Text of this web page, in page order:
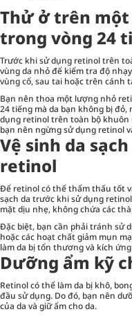
Thử ở trên
trong vòng 24
Trước khi sử dụng retinol trên
vùng da nhỏ để kiểm tra độ
vùng cổ, sau tai hoặc trên cánh
Bạn nên thoa một lượng nhỏ
24 tiếng mà da bạn không bị
dụng retinol trên toàn bộ khuôn
bạn nên ngừng sử dụng retinol
Vệ sinh da
retinol
Để retinol có thể thẩm thấu tốt
sạch da trước khi sử dụng
mặt dịu nhẹ, không chứa các
Đặc biệt, bạn cần phải tránh sử
hoặc các hoạt chất giảm mụn
làm da bị tổn thương và kích
Dưỡng ẩm kỹ
Retinol có thể làm da bị khô,
đầu sử dụng. Do đó, bạn nên
của da và giữ ẩm cho da.